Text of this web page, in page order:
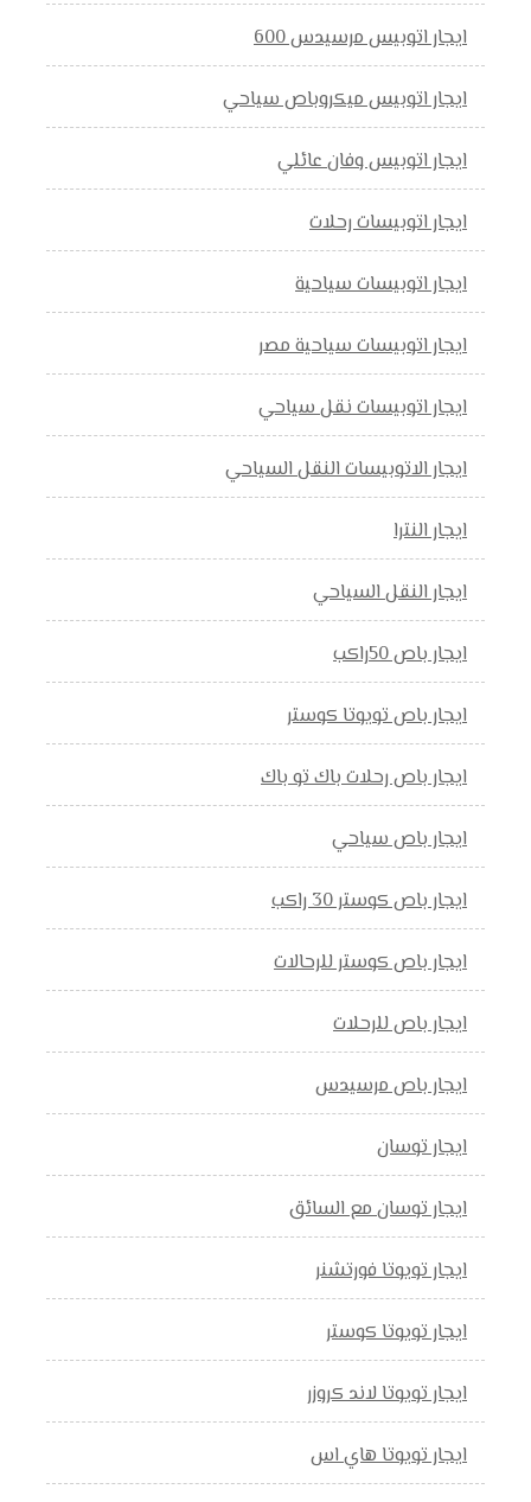
ايجار اتوبيس مرسيدس 600
ايجار اتوبيس ميكروباص سياحي
ايجار اتوبيس وفان عائلي
ايجار اتوبيسات رحلات
ايجار اتوبيسات سياحية
ايجار اتوبيسات سياحية مصر
ايجار اتوبيسات نقل سياحي
ايجار الاتوبيسات النقل السياحي
ايجار النترا
ايجار النقل السياحي
ايجار باص 50راكب
ايجار باص تويوتا كوستر
ايجار باص رحلات باك تو باك
ايجار باص سياحي
ايجار باص كوستر 30 راكب
ايجار باص كوستر للرحالات
ايجار باص للرحلات
ايجار باص مرسيدس
ايجار توسان
ايجار توسان مع السائق
ايجار تويوتا فورتشنر
ايجار تويوتا كوستر
ايجار تويوتا لاند كروزر
ايجار تويوتا هاي اس